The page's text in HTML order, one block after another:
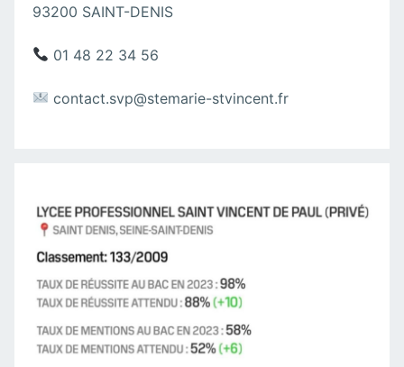
93200 SAINT-DENIS
01 48 22 34 56
contact.svp@stemarie-stvincent.fr